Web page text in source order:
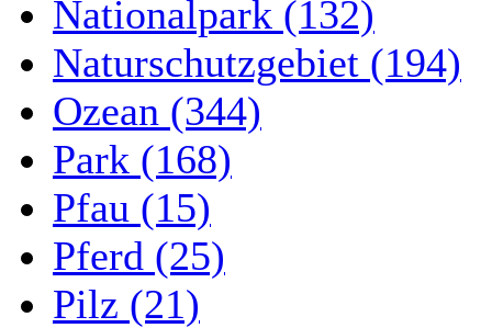
Nationalpark (132)
Naturschutzgebiet (194)
Ozean (344)
Park (168)
Pfau (15)
Pferd (25)
Pilz (21)